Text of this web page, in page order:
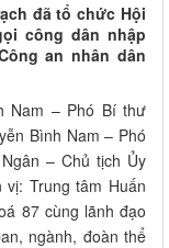
đã tổ chức Hội
công dân nhập
an nhân dân
Nam – Phó Bí thư
Bình Nam – Phó
– Chủ tịch Ủy
Trung tâm Huấn
87 cùng lãnh đạo
ngành, đoàn thể